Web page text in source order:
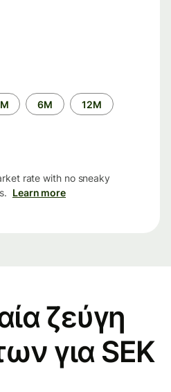
6M 12M
rate with no sneaky
Learn more
ζεύγη
για SEK